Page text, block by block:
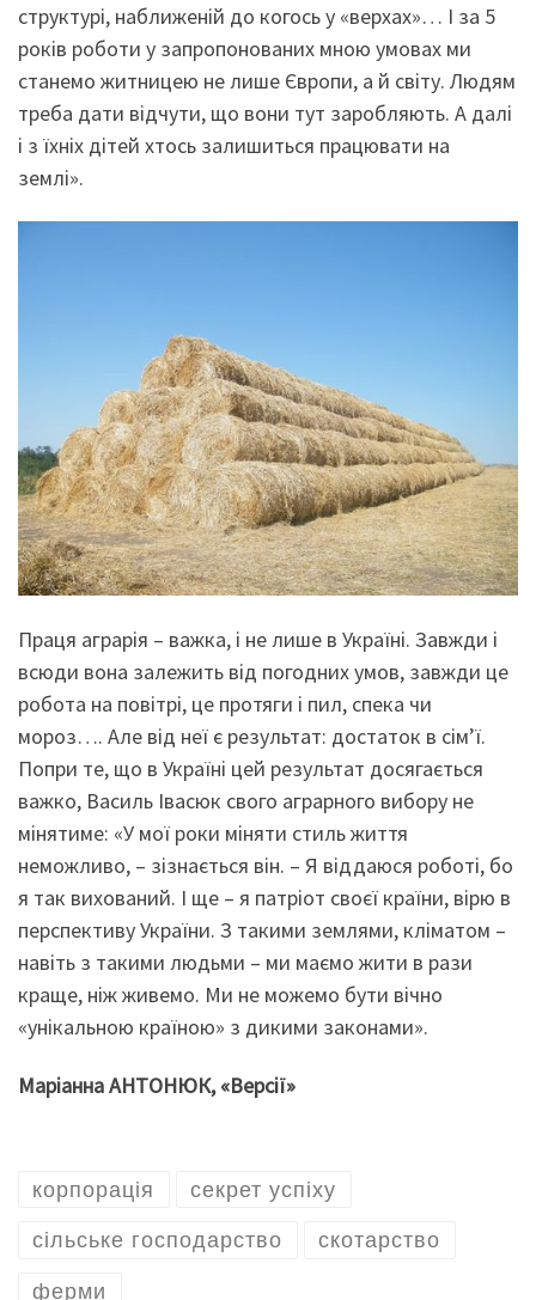
структурі, наближеній до когось у «верхах»… І за 5
років роботи у запропонованих мною умовах ми
станемо житницею не лише Європи, а й світу. Людям
треба дати відчути, що вони тут заробляють. А далі
і з їхніх дітей хтось залишиться працювати на
землі».
Праця аграрія – важка, і не лише в Україні. Завжди і
всюди вона залежить від погодних умов, завжди це
робота на повітрі, це протяги і пил, спека чи
мороз…. Але від неї є результат: достаток в сім’ї.
Попри те, що в Україні цей результат досягається
важко, Василь Івасюк свого аграрного вибору не
мінятиме: «У мої роки міняти стиль життя
неможливо, – зізнається він. – Я віддаюся роботі, бо
я так вихований. І ще – я патріот своєї країни, вірю в
перспективу України. З такими землями, кліматом –
навіть з такими людьми – ми маємо жити в рази
краще, ніж живемо. Ми не можемо бути вічно
«унікальною країною» з дикими законами».
Маріанна АНТОНЮК, «Версії»
корпорація секрет успіху
сільське господарство скотарство
ферми